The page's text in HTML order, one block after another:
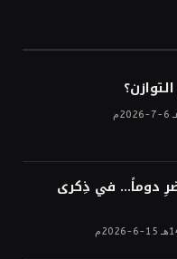
دوماً… في ذِكرى